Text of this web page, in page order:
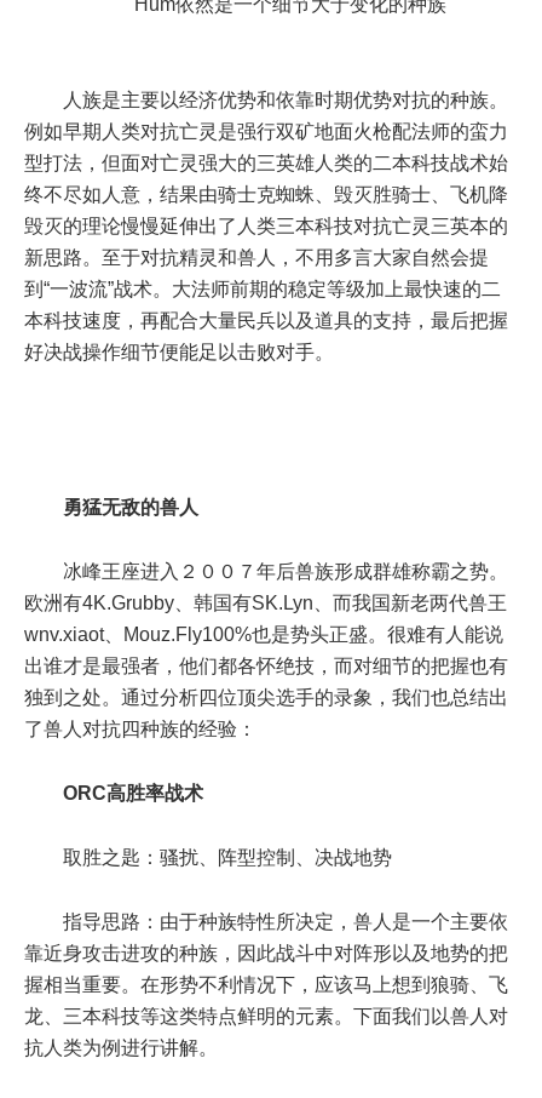
Hum依然是一个细节大于变化的种族
人族是主要以经济优势和依靠时期优势对抗的种族。
例如早期人类对抗亡灵是强行双矿地面火枪配法师的蛮力
型打法，但面对亡灵强大的三英雄人类的二本科技战术始
终不尽如人意，结果由骑士克蜘蛛、毁灭胜骑士、飞机降
毁灭的理论慢慢延伸出了人类三本科技对抗亡灵三英本的
新思路。至于对抗精灵和兽人，不用多言大家自然会提
到“一波流”战术。大法师前期的稳定等级加上最快速的二
本科技速度，再配合大量民兵以及道具的支持，最后把握
好决战操作细节便能足以击败对手。
勇猛无敌的兽人
冰峰王座进入２００７年后兽族形成群雄称霸之势。
欧洲有4K.Grubby、韩国有SK.Lyn、而我国新老两代兽王
wnv.xiaot、Mouz.Fly100%也是势头正盛。很难有人能说
出谁才是最强者，他们都各怀绝技，而对细节的把握也有
独到之处。通过分析四位顶尖选手的录象，我们也总结出
了兽人对抗四种族的经验：
ORC高胜率战术
取胜之匙：骚扰、阵型控制、决战地势
指导思路：由于种族特性所决定，兽人是一个主要依
靠近身攻击进攻的种族，因此战斗中对阵形以及地势的把
握相当重要。在形势不利情况下，应该马上想到狼骑、飞
龙、三本科技等这类特点鲜明的元素。下面我们以兽人对
抗人类为例进行讲解。